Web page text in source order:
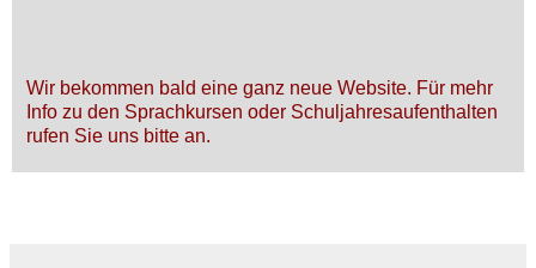
Wir bekommen bald eine ganz neue Website. Für mehr
Info zu den Sprachkursen oder Schuljahresaufenthalten
rufen Sie uns bitte an.